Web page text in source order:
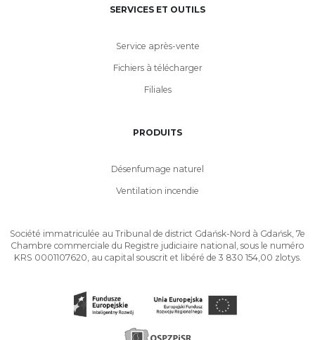
SERVICES ET OUTILS
Service après-vente
Fichiers à télécharger
Filiales
PRODUITS
Désenfumage naturel
Ventilation incendie
Société immatriculée au Tribunal de district Gdańsk-Nord à Gdańsk, 7e
Chambre commerciale du Registre judiciaire national, sous le numéro
KRS 0001107620, au capital souscrit et libéré de 3 830 154,00 zlotys.